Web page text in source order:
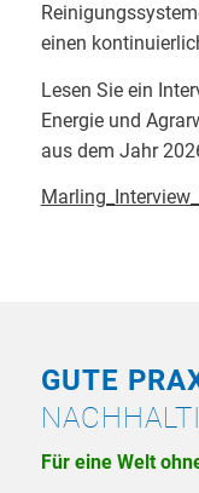
einen
Lesen Sie ein
Energie und
aus dem Jahr
GUTE
Für eine Welt